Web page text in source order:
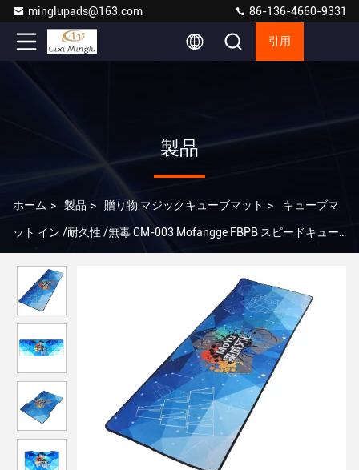
minglupads@163.com 86-136-4660-9331
引用
製品
ホーム > 製品 > 贈り物 マジックキューブマット > キューブマ
ット イン /耐久性 /無毒 CM-003 Mofangge FBPB スピードキュー